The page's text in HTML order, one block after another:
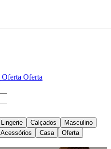
Oferta Oferta
Lingerie Calçados
Masculino
Acessórios Casa Oferta